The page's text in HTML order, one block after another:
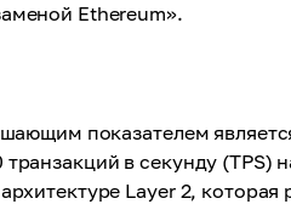
Ethereum».
показателем
в секунду (TPS)
Layer 2, которая